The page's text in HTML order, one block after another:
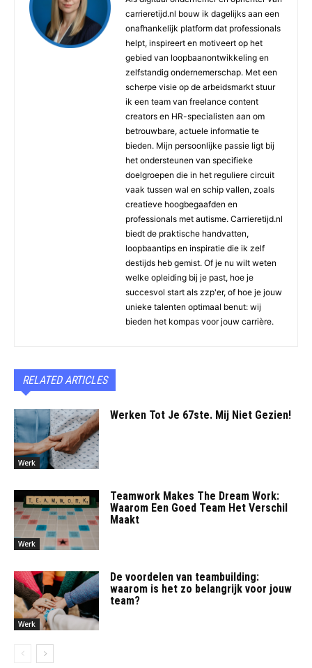
carrieretijd.nl bouw ik dagelijks aan een
onafhankelijk platform dat professionals
helpt, inspireert en motiveert op het
gebied van loopbaanontwikkeling en
zelfstandig ondernemerschap. Met een
scherpe visie op de arbeidsmarkt stuur
ik een team van freelance content
creators en HR-specialisten aan om
betrouwbare, actuele informatie te
bieden. Mijn persoonlijke passie ligt bij
het ondersteunen van specifieke
doelgroepen die in het reguliere circuit
vaak tussen wal en schip vallen, zoals
creatieve hoogbegaafden en
professionals met autisme. Carrieretijd.nl
biedt de praktische handvatten,
loopbaantips en inspiratie die ik zelf
destijds heb gemist. Of je nu wilt weten
welke opleiding bij je past, hoe je
succesvol start als zzp'er, of hoe je jouw
unieke talenten optimaal benut: wij
bieden het kompas voor jouw carrière.
RELATED ARTICLES
Werk
Werken Tot Je 67ste. Mij Niet Gezien!
Werk
Teamwork Makes The Dream Work:
Waarom Een Goed Team Het Verschil
Maakt
Werk
De voordelen van teambuilding:
waarom is het zo belangrijk voor jouw
team?